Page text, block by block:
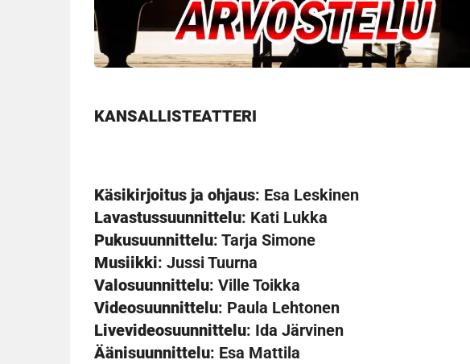
KANSALLISTEATTERI
Käsikirjoitus ja ohjaus: Esa Leskinen
Lavastussuunnittelu: Kati Lukka
Pukusuunnittelu: Tarja Simone
Musiikki: Jussi Tuurna
Valosuunnittelu: Ville Toikka
Videosuunnittelu: Paula Lehtonen
Livevideosuunnittelu: Ida Järvinen
Äänisuunnittelu: Esa Mattila